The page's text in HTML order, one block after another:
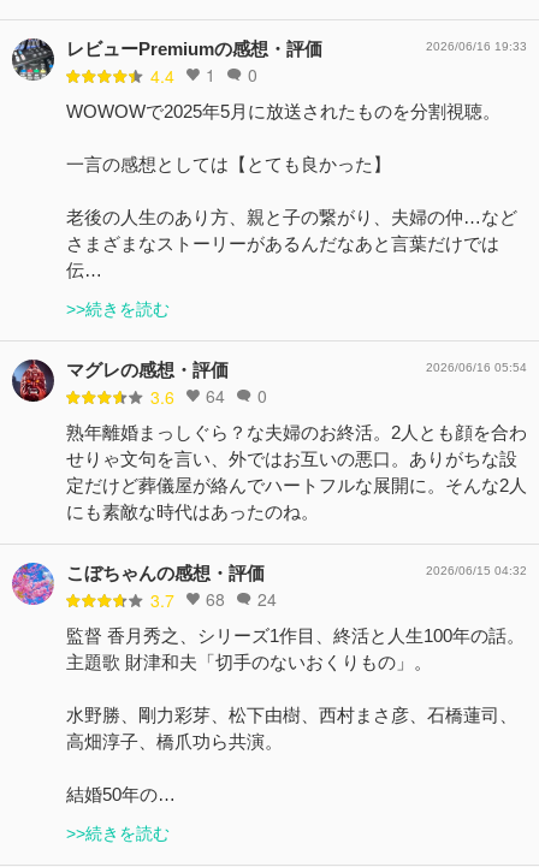
レビューPremiumの感想・評価
4.4 1 0
2026/06/16 19:33
WOWOWで2025年5月に放送されたものを分割視聴。
一言の感想としては【とても良かった】
老後の人生のあり方、親と子の繋がり、夫婦の仲…など
さまざまなストーリーがあるんだなあと言葉だけでは
伝…
>>続きを読む
マグレの感想・評価
3.6 64 0
2026/06/16 05:54
熟年離婚まっしぐら？な夫婦のお終活。2人とも顔を合わ
せりゃ文句を言い、外ではお互いの悪口。ありがちな設
定だけど葬儀屋が絡んでハートフルな展開に。そんな2人
にも素敵な時代はあったのね。
こぼちゃんの感想・評価
3.7 68 24
2026/06/15 04:32
監督 香月秀之、シリーズ1作目、終活と人生100年の話。
主題歌 財津和夫「切手のないおくりもの」。
水野勝、剛力彩芽、松下由樹、西村まさ彦、石橋蓮司、
高畑淳子、橋爪功ら共演。
結婚50年の…
>>続きを読む